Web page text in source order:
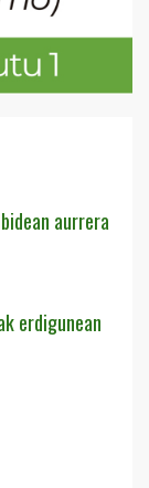
aurrera
erdigunean